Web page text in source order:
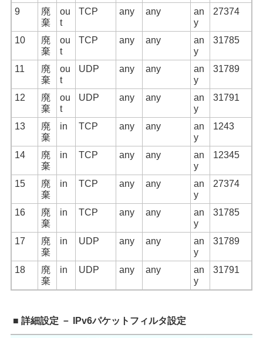
9
廃
棄
ou
t
TCP any any
an
y
27374
10
廃
棄
ou
t
TCP any any
an
y
31785
11
廃
棄
ou
t
UDP any any
an
y
31789
12
廃
棄
ou
t
UDP any any
an
y
31791
13
廃
棄
in TCP any any
an
y
1243
14
廃
棄
in TCP any any
an
y
12345
15
廃
棄
in TCP any any
an
y
27374
16
廃
棄
in TCP any any
an
y
31785
17
廃
棄
in UDP any any
an
y
31789
18
廃
棄
in UDP any any
an
y
31791
■ 詳細設定 － IPv6パケットフィルタ設定